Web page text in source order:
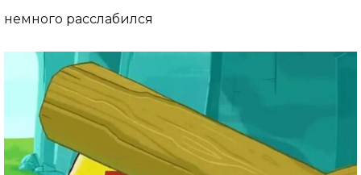
немного расслабился